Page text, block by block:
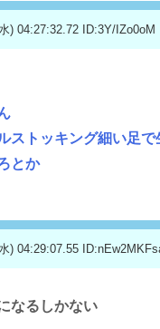
) 04:27:32.72 ID:3Y/IZo0oM
ストッキング細い足で
とか
) 04:29:07.55
なるしかない